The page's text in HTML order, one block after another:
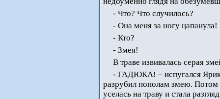
- Что? Что случилось?
- Она меня за ногу цапанула!
- Кто?
- Змея!
В траве извивалась серая
- ГАДЮКА! – испугался Ярик,
разрубил пополам змею.
уселась на траву и стала